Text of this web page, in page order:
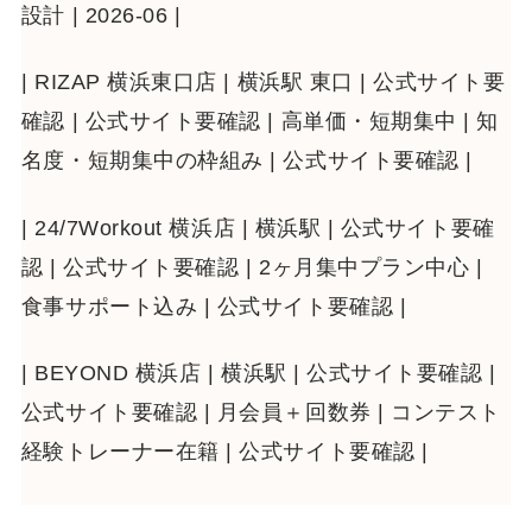
設計 | 2026-06 |
| RIZAP 横浜東口店 | 横浜駅 東口 | 公式サイト要
確認 | 公式サイト要確認 | 高単価・短期集中 | 知
名度・短期集中の枠組み | 公式サイト要確認 |
| 24/7Workout 横浜店 | 横浜駅 | 公式サイト要確
認 | 公式サイト要確認 | 2ヶ月集中プラン中心 |
食事サポート込み | 公式サイト要確認 |
| BEYOND 横浜店 | 横浜駅 | 公式サイト要確認 |
公式サイト要確認 | 月会員＋回数券 | コンテスト
経験トレーナー在籍 | 公式サイト要確認 |